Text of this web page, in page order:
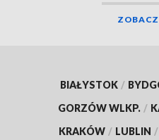
ZOBACZ
BIAŁYSTOK /
GORZÓW WLKP. /
KRAKÓW / LUBLIN /